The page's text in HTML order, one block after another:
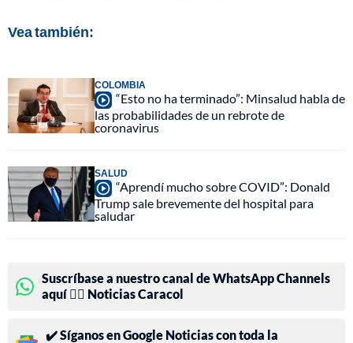
Vea también:
COLOMBIA
“Esto no ha terminado”: Minsalud habla de
las probabilidades de un rebrote de
coronavirus
SALUD
“Aprendí mucho sobre COVID”: Donald
Trump sale brevemente del hospital para
saludar
Suscríbase a nuestro canal de WhatsApp Channels
aquí 👉🏻 Noticias Caracol
✔️ Síganos en Google Noticias con toda la